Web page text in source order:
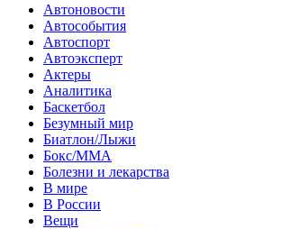
Автоновости
Автособытия
Автоспорт
Автоэксперт
Актеры
Аналитика
Баскетбол
Безумный мир
Биатлон/Лыжи
Бокс/MMA
Болезни и лекарства
В мире
В России
Вещи